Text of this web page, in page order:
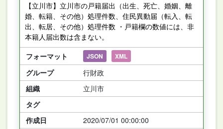
【立川市】立川市の戸籍届出（出生、死亡、婚姻、離
婚、転籍、その他）処理件数、住民異動届（転入、転
出、転居、その他）処理件数 ・戸籍欄の数値には、非
本籍人届出数は含まない。
フォーマット
JSON XML
グループ
行財政
組織
立川市
タグ
作成日
2020/07/01 00:00:00